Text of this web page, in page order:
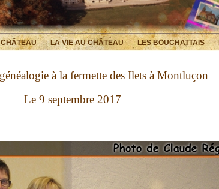
LA VIE AU CHÂTEAU LES BOUCHATTAIS
à la fermette des Ilets à Montluçon
Le 9 septembre 2017